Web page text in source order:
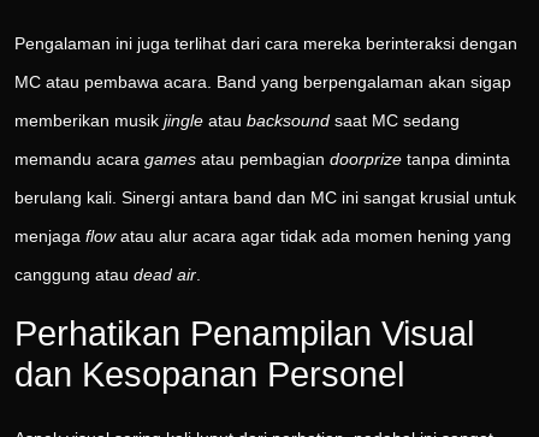
Pengalaman ini juga terlihat dari cara mereka berinteraksi dengan
MC atau pembawa acara. Band yang berpengalaman akan sigap
memberikan musik jingle atau backsound saat MC sedang
memandu acara games atau pembagian doorprize tanpa diminta
berulang kali. Sinergi antara band dan MC ini sangat krusial untuk
menjaga flowatau alur acara agar tidak ada momen hening yang
canggung atau dead air
Perhatikan Penampilan Visual
dan Kesopanan Personel